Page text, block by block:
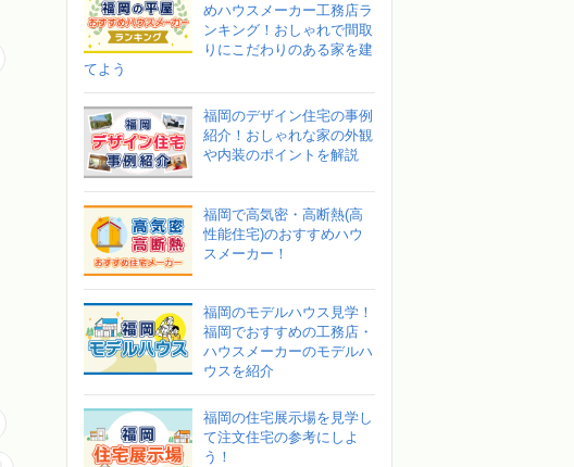
めハウスメーカー工務店ラ
ンキング！おしゃれで間取
りにこだわりのある家を建
てよう
福岡のデザイン住宅の事例
紹介！おしゃれな家の外観
や内装のポイントを解説
福岡で高気密・高断熱(高
性能住宅)のおすすめハウ
スメーカー！
福岡のモデルハウス見学！
福岡でおすすめの工務店・
ハウスメーカーのモデルハ
ウスを紹介
福岡の住宅展示場を見学し
て注文住宅の参考にしよ
う！